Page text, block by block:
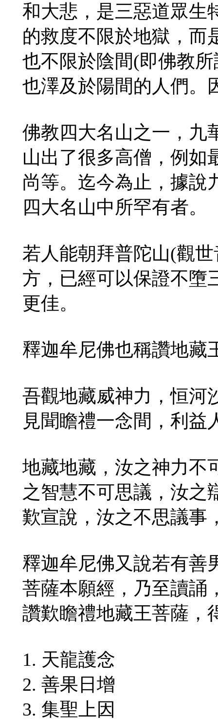
和大悲，是三惡道眾生
的救度不限於地獄，而
也不限於陰間(即佛教
也澤及於陽間的人們。
佛教四大名山之一，九
山出了很多高僧，例如
尚等。迄今為止，據說
四大名山中所罕有者。
若人能朝拜普陀山(觀
方，已經可以保證不墮
更佳。
釋迦牟尼佛也稱讚地藏
吾觀地藏威神力，恒河
見聞瞻禮一念間，利益
地藏地藏，汝之神力不
之智慧不可思議，汝之
歎宣說，汝之不思議事
釋迦牟尼佛又說若有善
菩薩本願經，乃至讀誦
讚歎瞻禮地藏王菩薩，
1. 天龍護念
2. 善果日增
3. 集聖上因